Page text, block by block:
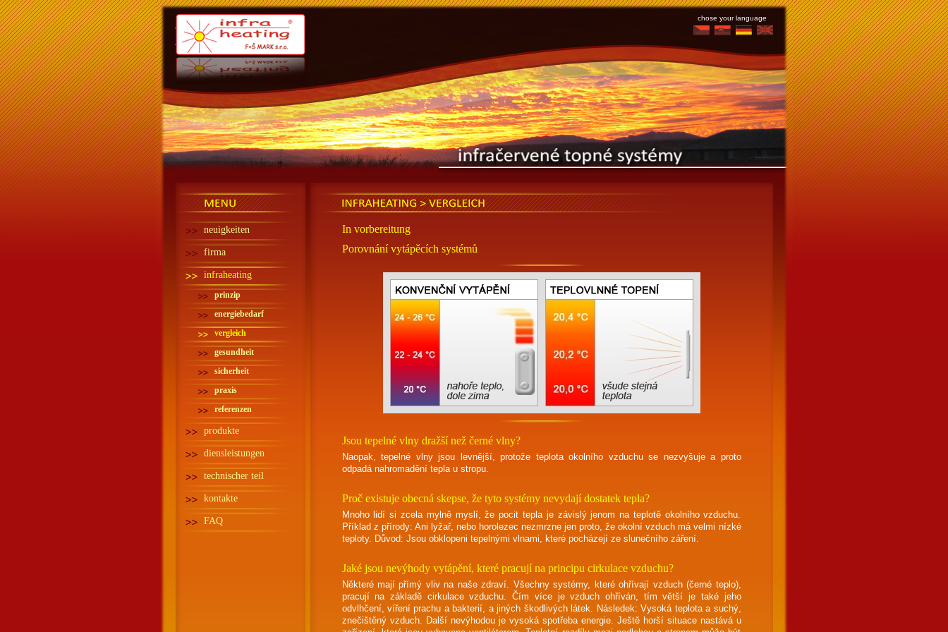
Infra heating - Infra
topení
chose your language
INFRAHEATING > VERGLEICH
In vorbereitung
Porovnání vytápěcích systémů
Jsou tepelné vlny dražší než černé vlny?
Naopak, tepelné vlny jsou levnější, protože teplota okolního vzduchu se nezvyšuje a proto
odpadá nahromadění tepla u stropu.
Proč existuje obecná skepse, že tyto systémy nevydají dostatek tepla?
Mnoho lidí si zcela mylně myslí, že pocit tepla je závislý jenom na teplotě okolního vzduchu.
Příklad z přírody: Ani lyžař, nebo horolezec nezmrzne jen proto, že okolní vzduch má velmi nízké
teploty. Důvod: Jsou obklopeni tepelnými vlnami, které pocházejí ze slunečního záření.
Jaké jsou nevýhody vytápění, které pracují na principu cirkulace vzduchu?
Některé mají přímý vliv na naše zdraví. Všechny systémy, které ohřívají vzduch (černé teplo),
pracují na základě cirkulace vzduchu. Čím více je vzduch ohříván, tím větší je také jeho
odvlhčení, víření prachu a bakterií, a jiných škodlivých látek. Následek: Vysoká teplota a suchý,
znečištěný vzduch. Další nevýhodou je vysoká spotřeba energie. Ještě horší situace nastává u
MENU
neuigkeiten
firma
infraheating
prinzip
energiebedarf
vergleich
gesundheit
sicherheit
praxis
referenzen
produkte
diensleistungen
technischer teil
kontakte
FAQ